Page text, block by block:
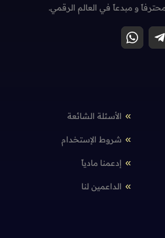
و مبدعاً في العالم الرقمي.
الأسئلة الشائعة
شروط الإستخدام
إدعمنا مادياً
الداعمين لنا